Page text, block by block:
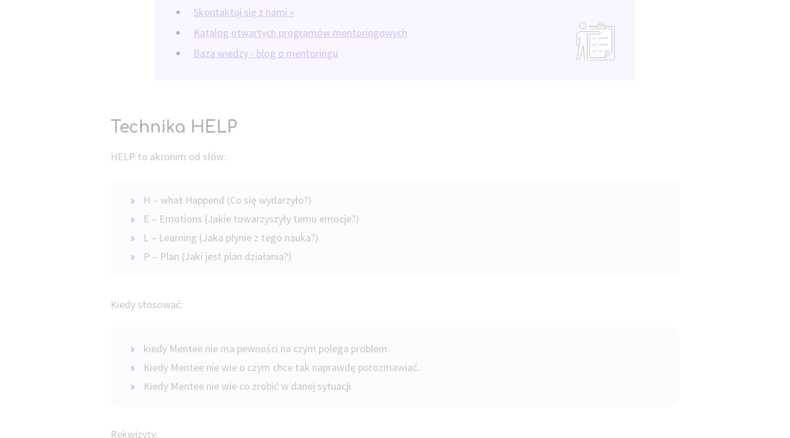
Skontaktuj się z nami »
Katalog otwartych programów mentoringowych
Baza wiedzy - blog o mentoringu
Technika HELP
HELP to akronim od słów:
H – what Happend (Co się wydarzyło?)
E – Emotions (Jakie towarzyszyły temu emocje?)
L – Learning (Jaka płynie z tego nauka?)
P – Plan (Jaki jest plan działania?)
Kiedy stosować:
kiedy Mentee nie ma pewności na czym polega problem.
Kiedy Mentee nie wie o czym chce tak naprawdę porozmawiać.
Kiedy Mentee nie wie co zrobić w danej sytuacji.
Rekwizyty: